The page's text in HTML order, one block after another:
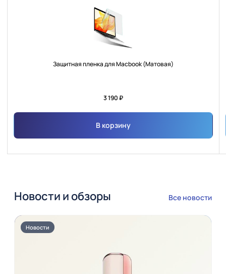
Защитная пленка для Macbook (Матовая)
3 190 ₽
В корзину
Новости и обзоры Все новости
Новости